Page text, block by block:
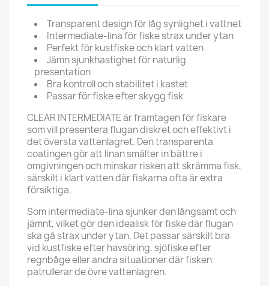
Transparent design för låg synlighet i vattnet
Intermediate-lina för fiske strax under ytan
Perfekt för kustfiske och klart vatten
Jämn sjunkhastighet för naturlig
presentation
Bra kontroll och stabilitet i kastet
Passar för fiske efter skygg fisk
CLEAR INTERMEDIATE är framtagen för fiskare
som vill presentera flugan diskret och effektivt i
det översta vattenlagret. Den transparenta
coatingen gör att linan smälter in bättre i
omgivningen och minskar risken att skrämma fisk,
särskilt i klart vatten där fiskarna ofta är extra
försiktiga.
Som intermediate-lina sjunker den långsamt och
jämnt, vilket gör den idealisk för fiske där flugan
ska gå strax under ytan. Det passar särskilt bra
vid kustfiske efter havsöring, sjöfiske efter
regnbåge eller andra situationer där fisken
patrullerar de övre vattenlagren.